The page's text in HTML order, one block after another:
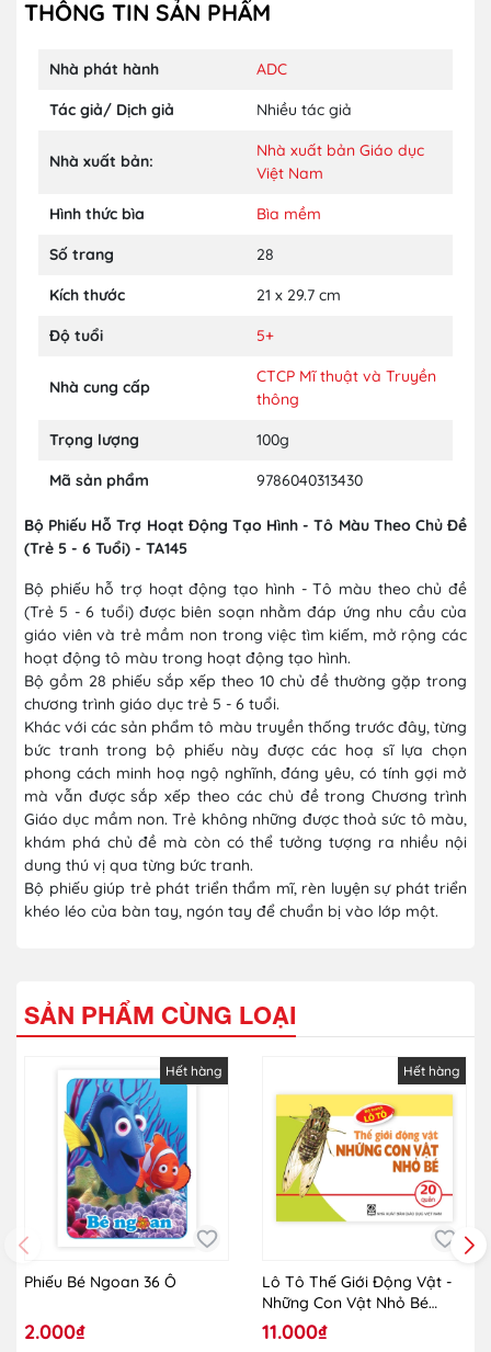
THÔNG TIN SẢN PHẨM
Nhà phát hành ADC
Tác giả/ Dịch giả Nhiều tác giả
Nhà xuất bản:
Nhà xuất bản Giáo dục
Việt Nam
Hình thức bìa Bìa mềm
Số trang 28
Kích thước 21 x 29.7 cm
Độ tuổi 5+
Nhà cung cấp
CTCP Mĩ thuật và Truyền
thông
Trọng lượng 100g
Mã sản phẩm 9786040313430
Bộ Phiếu Hỗ Trợ Hoạt Động Tạo Hình - Tô Màu Theo Chủ Đề
(Trẻ 5 - 6 Tuổi) - TA145
Bộ phiếu hỗ trợ hoạt động tạo hình - Tô màu theo chủ đề
(Trẻ 5 - 6 tuổi) được biên soạn nhằm đáp ứng nhu cầu của
giáo viên và trẻ mầm non trong việc tìm kiếm, mở rộng các
hoạt động tô màu trong hoạt động tạo hình.
Bộ gồm 28 phiếu sắp xếp theo 10 chủ đề thường gặp trong
chương trình giáo dục trẻ 5 - 6 tuổi.
Khác với các sản phẩm tô màu truyền thống trước đây, từng
bức tranh trong bộ phiếu này được các hoạ sĩ lựa chọn
phong cách minh hoạ ngộ nghĩnh, đáng yêu, có tính gợi mở
mà vẫn được sắp xếp theo các chủ đề trong Chương trình
Giáo dục mầm non. Trẻ không những được thoả sức tô màu,
khám phá chủ đề mà còn có thể tưởng tượng ra nhiều nội
dung thú vị qua từng bức tranh.
Bộ phiếu giúp trẻ phát triển thẩm mĩ, rèn luyện sự phát triển
khéo léo của bàn tay, ngón tay để chuẩn bị vào lớp một.
SẢN PHẨM CÙNG LOẠI
Hết hàng
Phiếu Bé Ngoan 36 Ô
2.000₫
Hết hàng
Lô Tô Thế Giới Động Vật -
Những Con Vật Nhỏ Bé
(2019)
11.000₫